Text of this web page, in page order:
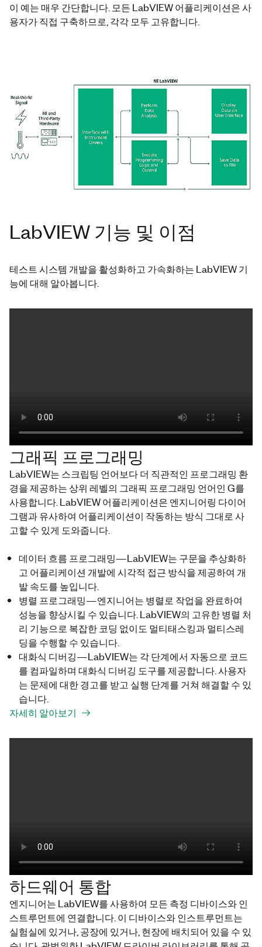
이 예는 매우 간단합니다. 모든 LabVIEW 어플리케이션은 사
용자가 직접 구축하므로, 각각 모두 고유합니다.
LabVIEW 기능 및 이점
테스트 시스템 개발을 활성화하고 가속화하는 LabVIEW 기
능에 대해 알아봅니다.
그래픽 프로그래밍
LabVIEW는 스크립팅 언어보다 더 직관적인 프로그래밍 환
경을 제공하는 상위 레벨의 그래픽 프로그래밍 언어인 G를
사용합니다. LabVIEW 어플리케이션은 엔지니어링 다이어
그램과 유사하여 어플리케이션이 작동하는 방식 그대로 사
고할 수 있게 도와줍니다.
데이터 흐름 프로그래밍—LabVIEW는 구문을 추상화하
고 어플리케이션 개발에 시각적 접근 방식을 제공하여 개
발 속도를 높입니다.
병렬 프로그래밍—엔지니어는 병렬로 작업을 완료하여
성능을 향상시킬 수 있습니다. LabVIEW의 고유한 병렬 처
리 기능으로 복잡한 코딩 없이도 멀티태스킹과 멀티스레
딩을 수행할 수 있습니다.
대화식 디버깅—LabVIEW는 각 단계에서 자동으로 코드
를 컴파일하며 대화식 디버깅 도구를 제공합니다. 사용자
는 문제에 대한 경고를 받고 실행 단계를 거쳐 해결할 수 있
습니다.
자세히 알아보기
하드웨어 통합
엔지니어는 LabVIEW를 사용하여 모든 측정 디바이스와 인
스트루먼트에 연결합니다. 이 디바이스와 인스트루먼트는
실험실에 있거나, 공장에 있거나, 현장에 배치되어 있을 수 있